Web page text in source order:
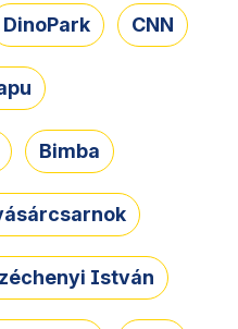
DinoPark CNN
Bimba
István